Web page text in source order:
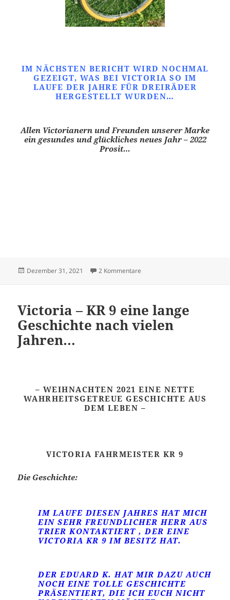
IM NÄCHSTEN BERICHT WIRD NOCHMAL
GEZEIGT, WAS BEI VICTORIA SO IM
LAUFE DER JAHRE FÜR DREIRÄDER
HERGESTELLT WURDEN…
Allen Victorianern und Freunden unserer Marke
ein gesundes und glückliches neues Jahr – 2022
Prosit…
Veröffentlicht
Dezember 31, 2021 2 Kommentare
Victoria – KR 9 eine lange
Geschichte nach vielen
Jahren…
– WEIHNACHTEN 2021 EINE NETTE
WAHRHEITSGETREUE GESCHICHTE AUS
DEM LEBEN –
VICTORIA FAHRMEISTER KR 9
Die Geschichte:
IM LAUFE DIESEN JAHRES HAT MICH
EIN SEHR FREUNDLICHER HERR AUS
TRIER KONTAKTIERT , DER EINE
VICTORIA KR 9 IM BESITZ HAT.
DER EDUARD K. HAT MIR DAZU AUCH
NOCH EINE TOLLE GESCHICHTE
PRÄSENTIERT, DIE ICH EUCH NICHT